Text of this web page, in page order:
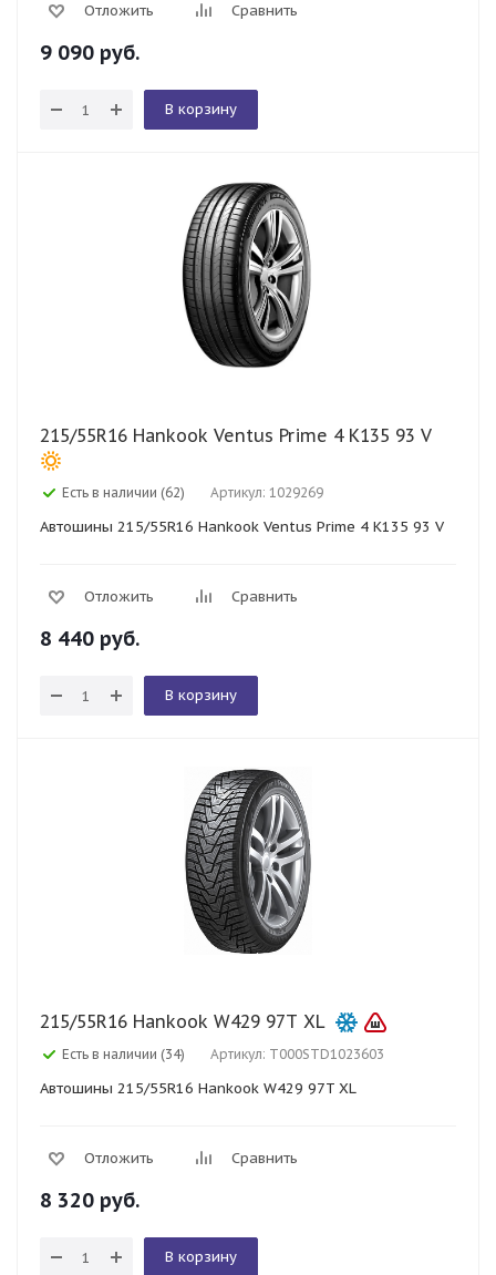
Отложить Сравнить
9 090 руб.
В корзину
215/55R16 Hankook Ventus Prime 4 K135 93 V
Есть в наличии (62) Артикул: 1029269
Автошины 215/55R16 Hankook Ventus Prime 4 K135 93 V
Отложить Сравнить
8 440 руб.
В корзину
215/55R16 Hankook W429 97T XL
Есть в наличии (34) Артикул: T000STD1023603
Автошины 215/55R16 Hankook W429 97T XL
Отложить Сравнить
8 320 руб.
В корзину